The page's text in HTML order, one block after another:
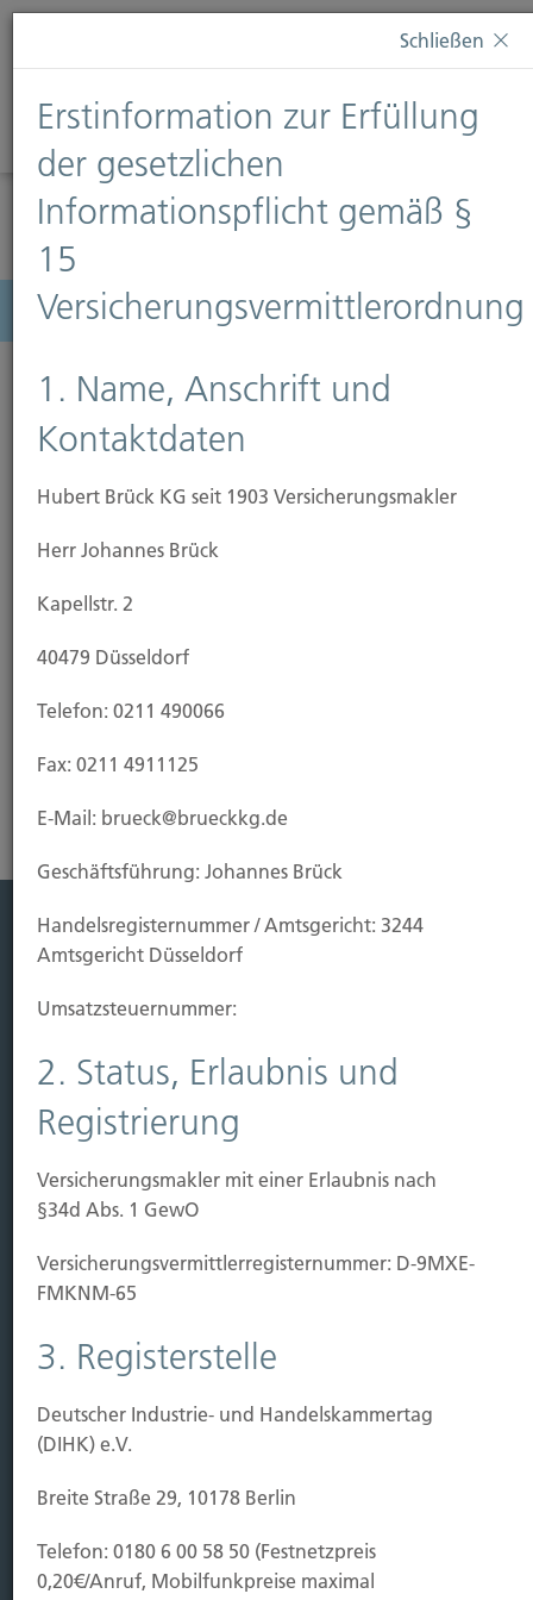
Diese Webseite verwendet Cookies. Wenn Sie weiterhin
Informationen finden Sie auf unserer SeiteDatenschutz
Diese Nachricht nicht erneut anzeigen
Menü
Rechtsschutzversicherung
wenn Sie Ihre Interessen als Haus-, Wohnungs- und
durchsetzen wollen, zum Beispiel bei
Betriebskostenabrechnung.
Leistung
Leben
Sichern
Immobilien Vers.
Baubeginn
Baufertigstellung/Hauskauf
Einzug/Vermietung
Schaden
Kontakt
Hubert Brück KG
Brück | Kapellstraße 2 | 40479 Düsseldorf
Telefon:0211-490066 |
Schließen
Erstinformation zur Erfüllung
der gesetzlichen
Informationspflicht gemäß §
15
Versicherungsvermittlerordnung
1. Name, Anschrift und
Kontaktdaten
Hubert Brück KG seit 1903 Versicherungsmakler
Herr Johannes Brück
Kapellstr. 2
40479 Düsseldorf
Telefon: 0211 490066
Fax: 0211 4911125
E-Mail: brueck@brueckkg.de
Geschäftsführung: Johannes Brück
Handels­registernummer / Amtsgericht: 3244
Amtsgericht Düsseldorf
Umsatzsteuer­nummer:
2. Status, Erlaubnis und
Registrierung
Versicherungsmakler mit einer Erlaubnis nach
§34d Abs. 1 GewO
Versicherungs­vermittler­registernummer: D-9MXE-
FMKNM-65
3. Registerstelle
Deutscher Industrie- und Handelskammertag
(DIHK) e.V.
Breite Straße 29, 10178 Berlin
Telefon: 0180 6 00 58 50 (Festnetzpreis
0,20€/Anruf, Mobilfunkpreise maximal